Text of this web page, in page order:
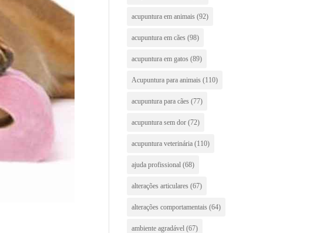
acupuntura em animais (92)
acupuntura em cães (98)
acupuntura em gatos (89)
Acupuntura para animais (110)
acupuntura para cães (77)
acupuntura sem dor (72)
acupuntura veterinária (110)
ajuda profissional (68)
alterações articulares (67)
alterações comportamentais (64)
ambiente agradável (67)